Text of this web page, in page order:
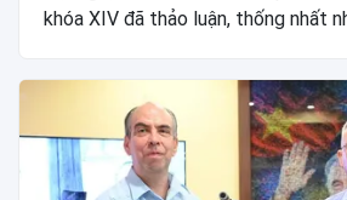
khóa XIV đã thảo luận, thống nhất